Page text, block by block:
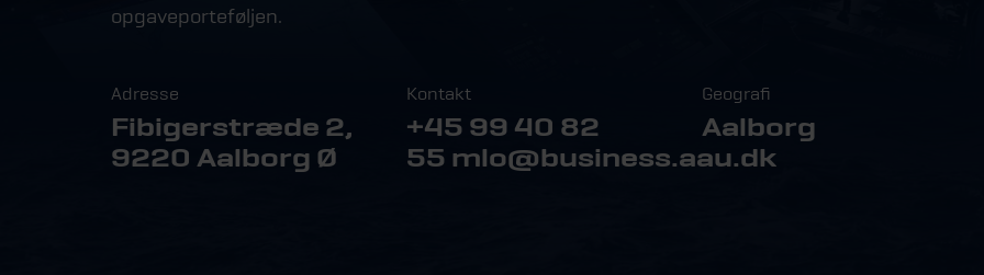
opgaveporteføljen.
Adresse
Fibigerstræde 2,
9220 Aalborg Ø
Kontakt
+45 99 40 82
55 mlo@business.aau.dk
Geografi
Aalborg